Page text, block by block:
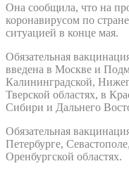
Она сообщила, что на
коронавирусом по
ситуацией в конце мая.
Обязательная
введена в Москве и
Калининградской,
Тверской областях, в
Сибири и Дальнего
Обязательная
Петербурге,
Оренбургской областях.